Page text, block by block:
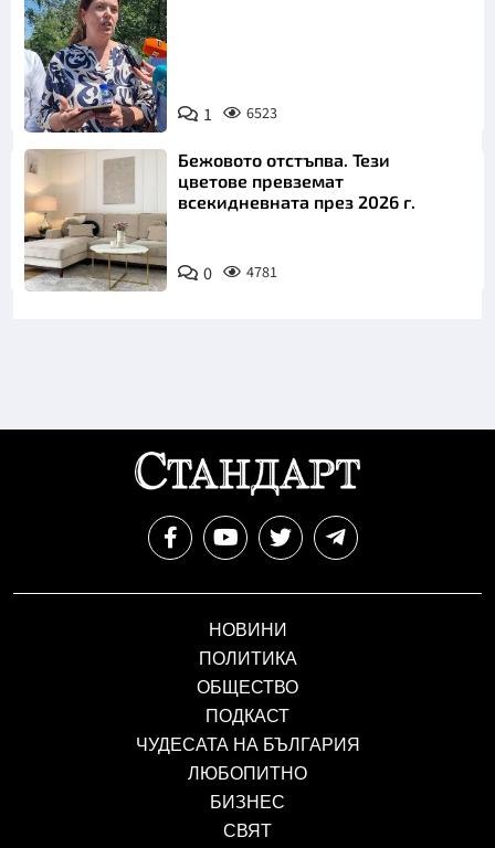
Снимка: БТА 1 6523
Бежовото отстъпва. Тези
цветове превземат
всекидневната през 2026 г.
0 4781
НОВИНИ
ПОЛИТИКА
ОБЩЕСТВО
ПОДКАСТ
ЧУДЕСАТА НА БЪЛГАРИЯ
ЛЮБОПИТНО
БИЗНЕС
СВЯТ